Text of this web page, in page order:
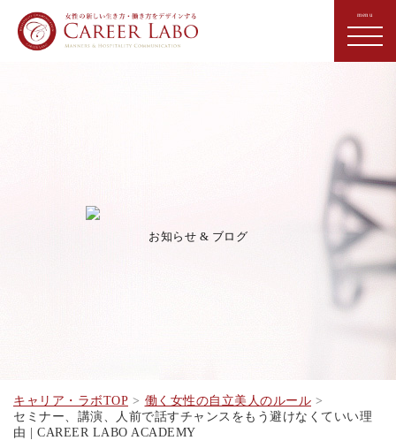
お知らせ & ブログ
キャリア・ラボTOP
働く女性の自立美人のルール
セミナー、講演、人前で話すチャンスをもう避けなくていい理
由 | CAREER LABO ACADEMY